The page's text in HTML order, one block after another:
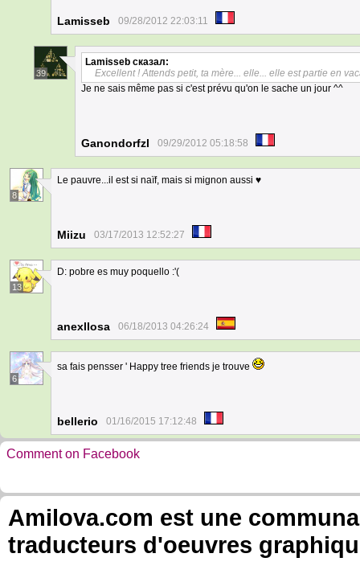
Lamisseb 09/28/2012 22:03:11
39
Lamisseb сказал:
Excellent ! Attends petit, ta mère... elle... elle est partie en
Je ne sais même pas si c'est prévu qu'on le sache un jour ^^
Ganondorfzl 09/29/2012 05:18:58
8
Le pauvre...il est si naïf, mais si mignon aussi ♥
Miizu 03/17/2013 12:52:27
13
D: pobre es muy poquello :'(
anexllosa 06/18/2013 04:26:24
6
sa fais pensser ' Happy tree friends je trouve
bellerio 01/16/2015 17:12:48
Comment on Facebook
Amilova.com est une
traducteurs d'oeuvres